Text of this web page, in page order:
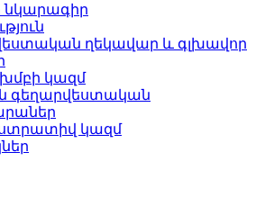
նկարագիր
ղեկավար և գլխավոր
կազմ
գեղարվեստական
կազմ